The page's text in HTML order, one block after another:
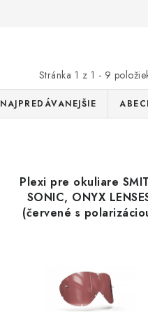
Stránka 1 z 1 - 9
NAJPREDÁVANEJŠIE
Plexi pre okuliare
SONIC, ONYX
(červené s